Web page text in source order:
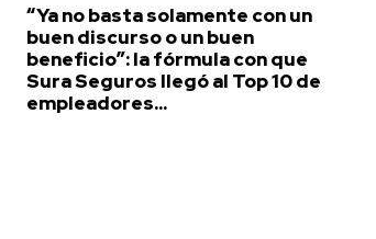
“Ya no basta solamente con un
buen discurso o un buen
beneficio”: la fórmula con que
Sura Seguros llegó al Top 10 de
empleadores...